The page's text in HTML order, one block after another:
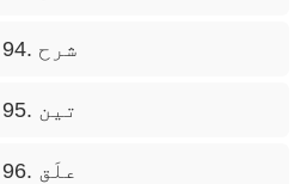
94. شرح
95. تین
96. علَق